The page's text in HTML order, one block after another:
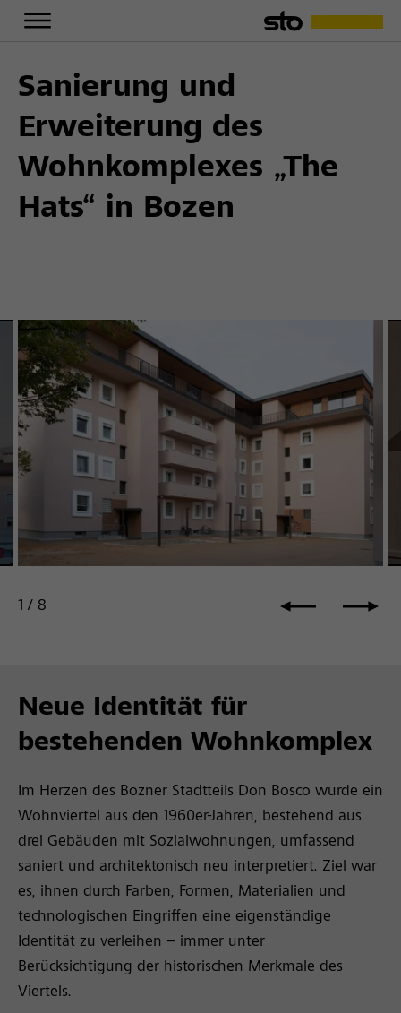
Sanierung und
Erweiterung des
Wohnkomplexes „The
Hats“ in Bozen
1 / 8
Neue Identität für
bestehenden Wohnkomplex
Im Herzen des Bozner Stadtteils Don Bosco wurde ein
Wohnviertel aus den 1960er-Jahren, bestehend aus
drei Gebäuden mit Sozialwohnungen, umfassend
saniert und architektonisch neu interpretiert. Ziel war
es, ihnen durch Farben, Formen, Materialien und
technologischen Eingriffen eine eigenständige
Identität zu verleihen – immer unter
Berücksichtigung der historischen Merkmale des
Viertels.